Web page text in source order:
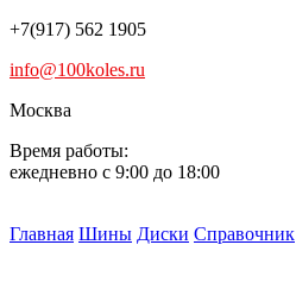
+7(917) 562 1905
info@100koles.ru
Москва
Время работы:
ежедневно с 9:00 до 18:00
Главная Шины Диски Справочник